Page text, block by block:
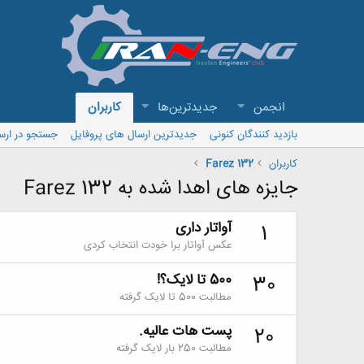
انجمن جدیدترین‌ها کاربران
بازدید کنندگان کنونی جدیدترین ارسال های پروفایل
جستجو در
کاربران
Farez 132
جایزه های اهدا شده به Farez 132
1
آواتار داری
عکس آواتار برا خودت انتخاب کردی
30 500 تا لایک؟!
مطالبت 500 تا لایک گرفته
20 پست هات عالیه.
مطالبت 250 بار لایک گرفته